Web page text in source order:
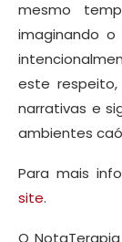
mesmo
imaginando
este
narrativas e
ambientes
Para mais
site.
O